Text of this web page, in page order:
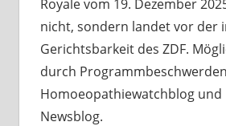
Royale vom 19. Dezember
nicht, sondern landet vor der
Gerichtsbarkeit des ZDF.
durch
Homoeopathiewatchblog und
Newsblog.